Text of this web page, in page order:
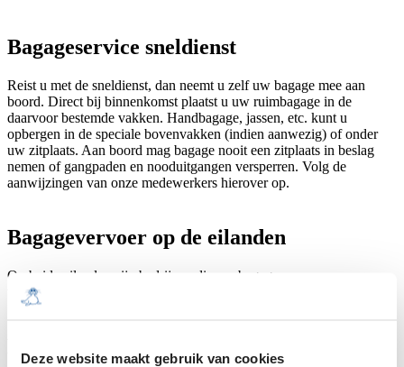
Deze website maakt gebruik van cookies
Bagageservice sneldienst
Reist u met de sneldienst, dan neemt u zelf uw bagage mee aan
boord. Direct bij binnenkomst plaatst u uw ruimbagage in de
daarvoor bestemde vakken. Handbagage, jassen, etc. kunt u
opbergen in de speciale bovenvakken (indien aanwezig) of onder
uw zitplaats. Aan boord mag bagage nooit een zitplaats in beslag
nemen of gangpaden en nooduitgangen versperren. Volg de
aanwijzingen van onze medewerkers hierover op.
Bagagevervoer op de eilanden
Op beide eilanden zijn bedrijven die uw bagage naar uw
vakantieverblijf vervoeren. Informeer bij uw logiesverstrekker.